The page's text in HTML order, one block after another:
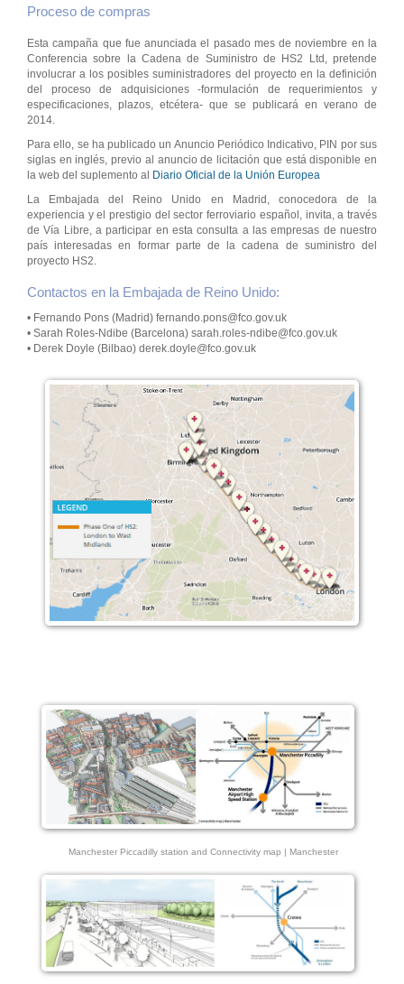
Proceso de compras
Esta campaña que fue anunciada el pasado mes de noviembre en la
Conferencia sobre la Cadena de Suministro de HS2 Ltd, pretende
involucrar a los posibles suministradores del proyecto en la definición
del proceso de adquisiciones -formulación de requerimientos y
especificaciones, plazos, etcétera- que se publicará en verano de
2014.
Para ello, se ha publicado un Anuncio Periódico Indicativo, PIN por sus
siglas en inglés, previo al anuncio de licitación que está disponible en
la web del suplemento al Diario Oficial de la Unión Europea
La Embajada del Reino Unido en Madrid, conocedora de la
experiencia y el prestigio del sector ferroviario español, invita, a través
de Vía Libre, a participar en esta consulta a las empresas de nuestro
país interesadas en formar parte de la cadena de suministro del
proyecto HS2.
Contactos en la Embajada de Reino Unido:
• Fernando Pons (Madrid) fernando.pons@fco.gov.uk
• Sarah Roles-Ndibe (Barcelona) sarah.roles-ndibe@fco.gov.uk
• Derek Doyle (Bilbao) derek.doyle@fco.gov.uk
Manchester Piccadilly station and Connectivity map | Manchester